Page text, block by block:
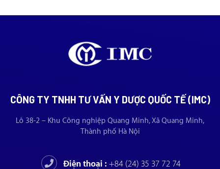
CÔNG TY TNHH TƯ VẤN Y DƯỢC QUỐC TẾ (IMC)
Lô 38-2 – Khu Công nghiệp Quang Minh, Xã Quang Minh,
Thành phố Hà Nội
Điện thoại : +84 (24) 35 37 72 74